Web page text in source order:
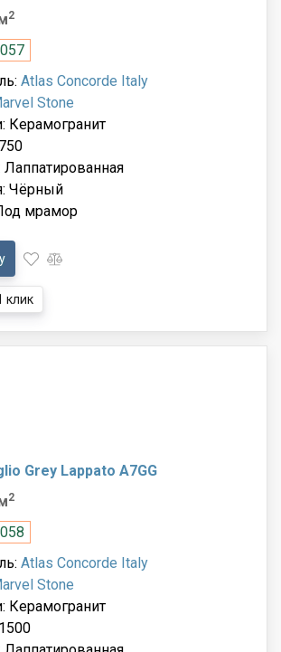
2
Atlas Concorde Italy
Stone
Керамогранит
Лаппатированная
Чёрный
мрамор
клик
Grey Lappato A7GG
2
Atlas Concorde Italy
Stone
Керамогранит